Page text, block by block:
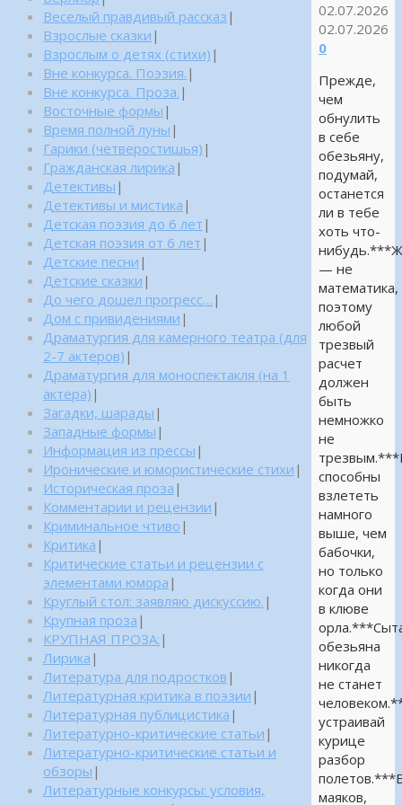
02.07.2026
02.07.2026
0
Прежде,
чем
обнулить
в себе
обезьяну,
подумай,
останется
ли в тебе
хоть что-
— не
математика,
поэтому
любой
трезвый
расчет
должен
быть
немножко
не
способны
взлететь
намного
выше, чем
бабочки,
но только
когда они
в клюве
обезьяна
никогда
не станет
устраивай
курице
разбор
маяков,
Веселый правдивый рассказ |
Взрослые сказки |
Взрослым о детях (стихи) |
Вне конкурса. Поэзия. |
Вне конкурса. Проза. |
Восточные формы |
Время полной луны |
Гарики (четверостишья) |
Гражданская лирика |
Детективы |
Детективы и мистика |
Детская поэзия до 6 лет |
Детская поэзия от 6 лет |
Детские песни |
Детские сказки |
До чего дошел прогресс… |
Дом с привидениями |
Драматургия для камерного театра (для
2-7 актеров) |
Драматургия для моноспектакля (на 1
актера) |
Загадки, шарады |
Западные формы |
Информация из прессы |
Иронические и юмористические стихи |
Историческая проза |
Комментарии и рецензии |
Криминальное чтиво |
Критика |
Критические статьи и рецензии с
элементами юмора |
Круглый стол: заявляю дискуссию. |
Крупная проза |
КРУПНАЯ ПРОЗА: |
Лирика |
Литература для подростков |
Литературная критика в поэзии |
Литературная публицистика |
Литературно-критические статьи |
Литературно-критические статьи и
обзоры |
Литературные конкурсы: условия,